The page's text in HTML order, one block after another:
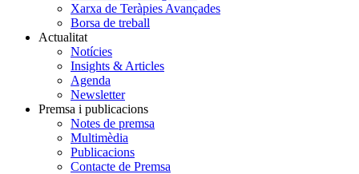
Xarxa de Teràpies Avançades
Borsa de treball
Actualitat
Notícies
Insights & Articles
Agenda
Newsletter
Premsa i publicacions
Notes de premsa
Multimèdia
Publicacions
Contacte de Premsa